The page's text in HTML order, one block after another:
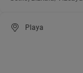
Playa